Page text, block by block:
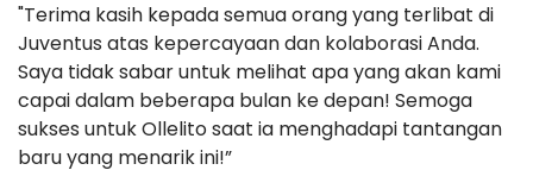
"Terima kasih kepada semua orang yang terlibat di
Juventus atas kepercayaan dan kolaborasi Anda.
Saya tidak sabar untuk melihat apa yang akan kami
capai dalam beberapa bulan ke depan! Semoga
sukses untuk Ollelito saat ia menghadapi tantangan
baru yang menarik ini!”